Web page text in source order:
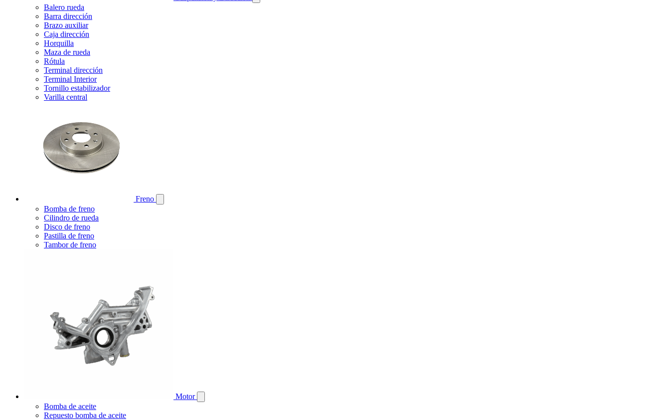
Balero rueda
Barra dirección
Brazo auxiliar
Caja dirección
Horquilla
Maza de rueda
Rótula
Terminal dirección
Terminal Interior
Tornillo estabilizador
Varilla central
Freno
Bomba de freno
Cilindro de rueda
Disco de freno
Pastilla de freno
Tambor de freno
Motor
Bomba de aceite
Repuesto bomba de aceite